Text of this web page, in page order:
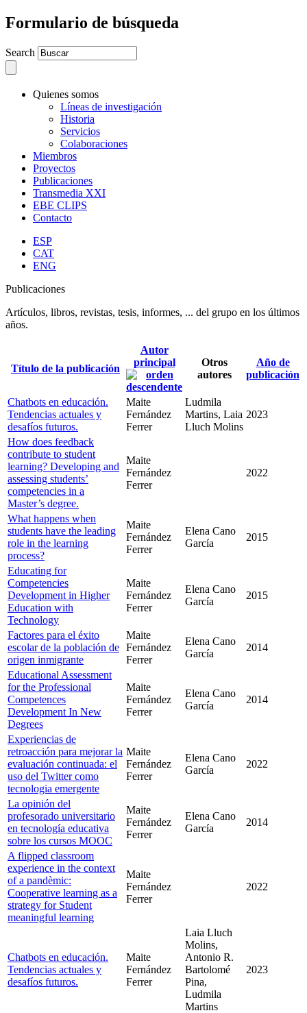
Formulario de búsqueda
Search
Quienes somos
Líneas de investigación
Historia
Servicios
Colaboraciones
Miembros
Proyectos
Publicaciones
Transmedia XXI
EBE CLIPS
Contacto
ESP
CAT
ENG
Publicaciones
Artículos, libros, revistas, tesis, informes, ... del grupo en los últimos
años.
Título de la publicación
Autor
principal
Otros
autores
Año de
publicación
Chatbots en educación.
Tendencias actuales y
desafíos futuros.
Maite
Fernández
Ferrer
Ludmila
Martins, Laia
Lluch Molins
2023
How does feedback
contribute to student
learning? Developing and
assessing students’
competencies in a
Master’s degree.
Maite
Fernández
Ferrer
2022
What happens when
students have the leading
role in the learning
process?
Maite
Fernández
Ferrer
Elena Cano
García
2015
Educating for
Competencies
Development in Higher
Education with
Technology
Maite
Fernández
Ferrer
Elena Cano
García
2015
Factores para el éxito
escolar de la población de
origen inmigrante
Maite
Fernández
Ferrer
Elena Cano
García
2014
Educational Assessment
for the Professional
Competences
Development In New
Degrees
Maite
Fernández
Ferrer
Elena Cano
García
2014
Experiencias de
retroacción para mejorar la
evaluación continuada: el
uso del Twitter como
tecnologia emergente
Maite
Fernández
Ferrer
Elena Cano
García
2022
La opinión del
profesorado universitario
en tecnología educativa
sobre los cursos MOOC
Maite
Fernández
Ferrer
Elena Cano
García
2014
A flipped classroom
experience in the context
of a pandèmic:
Cooperative learning as a
strategy for Student
meaningful learning
Maite
Fernández
Ferrer
2022
Chatbots en educación.
Tendencias actuales y
desafíos futuros.
Maite
Fernández
Ferrer
Laia Lluch
Molins,
Antonio R.
Bartolomé
Pina,
Ludmila
Martins
2023